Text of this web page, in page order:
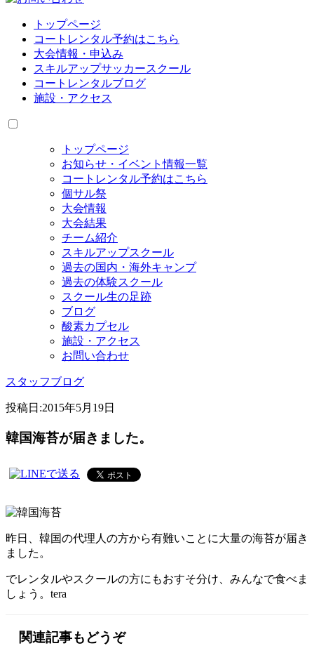
トップページ
コートレンタル予約はこちら
大会情報・申込み
スキルアップサッカースクール
コートレンタルブログ
施設・アクセス
トップページ
お知らせ・イベント情報一覧
コートレンタル予約はこちら
個サル祭
大会情報
大会結果
チーム紹介
スキルアップスクール
過去の国内・海外キャンプ
過去の体験スクール
スクール生の足跡
ブログ
酸素カプセル
施設・アクセス
お問い合わせ
スタッフブログ
投稿日:2015年5月19日
韓国海苔が届きました。
昨日、韓国の代理人の方から有難いことに大量の海苔が届き
ました。
でレンタルやスクールの方にもおすそ分け、みんなで食べま
しょう。tera
関連記事もどうぞ